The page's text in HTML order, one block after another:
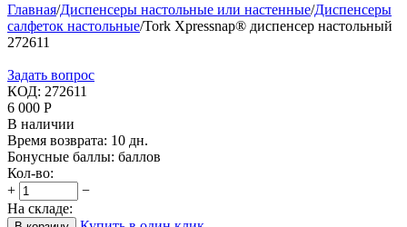
Главная/Диспенсеры настольные или настенные/Диспенсеры
салфеток настольные/Tork Xpressnap® диспенсер настольный
272611
Задать вопрос
КОД: 272611
6 000 Р
В наличии
Время возврата: 10 дн.
Бонусные баллы: баллов
Кол-во:
+
−
На складе: